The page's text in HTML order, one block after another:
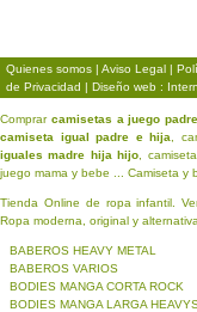
Quienes somos | Aviso Legal |
de Privacidad | Diseño web :
Comprar camisetas a juego
camiseta igual padre e hija
,
iguales madre hija hijo ,
juego mama y bebe ... Camiseta y
Tienda Online de ropa infantil.
Ropa moderna, original y
BABEROS HEAVY METAL
BABEROS VARIOS
BODIES MANGA CORTA ROCK
BODIES MANGA LARGA